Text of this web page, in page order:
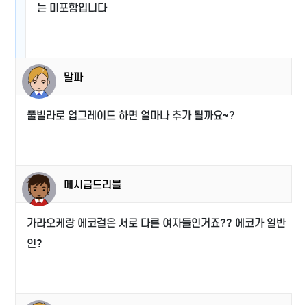
는 미포함입니다
말파
풀빌라로 업그레이드 하면 얼마나 추가 될까요~?
메시급드리블
가라오케랑 에코걸은 서로 다른 여자들인거죠?? 에코가 일반
인?